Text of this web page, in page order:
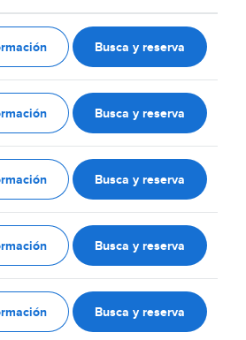
Busca y reserva
Busca y reserva
Busca y reserva
Busca y reserva
Busca y reserva